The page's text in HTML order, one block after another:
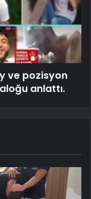
ve pozisyon
anlattı.